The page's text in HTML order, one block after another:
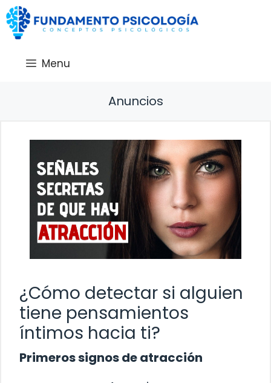
Saltar
al
contenido
Menu
Anuncios
¿Cómo detectar si alguien
tiene pensamientos
íntimos hacia ti?
Primeros signos de atracción